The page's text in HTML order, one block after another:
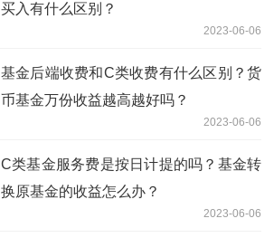
买入有什么区别？
2023-06-06
基金后端收费和C类收费有什么区别？货
币基金万份收益越高越好吗？
2023-06-06
C类基金服务费是按日计提的吗？基金转
换原基金的收益怎么办？
2023-06-06